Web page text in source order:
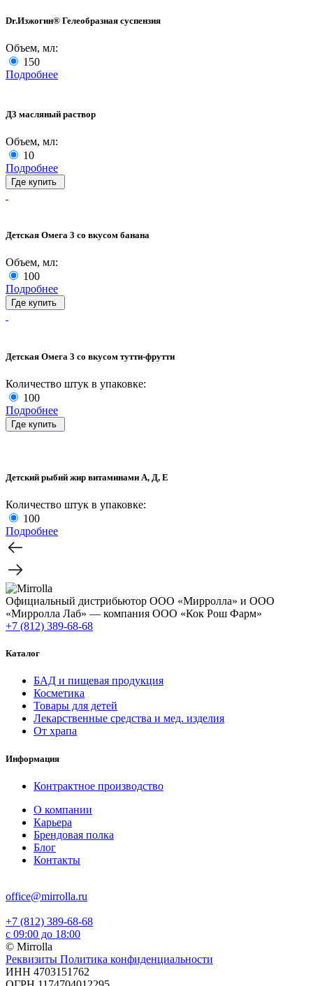
Dr.Изжогин® Гелеобразная суспензия
Объем, мл:
150
Подробнее
Д3 масляный раствор
Объем, мл:
10
Подробнее
Где купить
Детская Омега 3 со вкусом банана
Объем, мл:
100
Подробнее
Где купить
Детская Омега 3 со вкусом тутти-фрутти
Количество штук в упаковке:
100
Подробнее
Где купить
Детский рыбий жир витаминами А, Д, Е
Количество штук в упаковке:
100
Подробнее
Официальный дистрибьютор ООО «Мирролла» и ООО
«Мирролла Лаб» — компания ООО «Кок Рош Фарм»
+7 (812) 389-68-68
Каталог
БАД и пищевая продукция
Косметика
Товары для детей
Лекарственные средства и мед. изделия
От храпа
Информация
Контрактное производство
О компании
Карьера
Брендовая полка
Блог
Контакты
office@mirrolla.ru
+7 (812) 389-68-68
с 09:00 до 18:00
© Mirrolla
Реквизиты Политика конфиденциальности
ИНН 4703151762